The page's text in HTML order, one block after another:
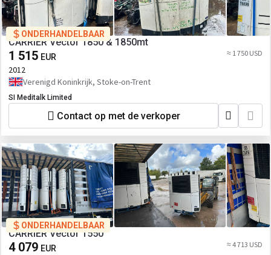
ONDERHANDELBAAR
CARRIER Vector 1850 & 1850mt
1 515 EUR ≈ 1 750 USD
2012
Verenigd Koninkrijk, Stoke-on-Trent
SI Meditalk Limited
Contact op met de verkoper
ONDERHANDELBAAR
CARRIER Vector 1550
4 079 EUR ≈ 4 713 USD